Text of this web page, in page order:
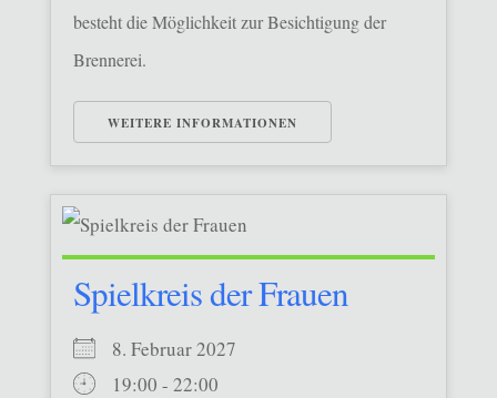
besteht die Möglichkeit zur Besichtigung der
Brennerei.
WEITERE INFORMATIONEN
Spielkreis der Frauen
8. Februar 2027
19:00 - 22:00